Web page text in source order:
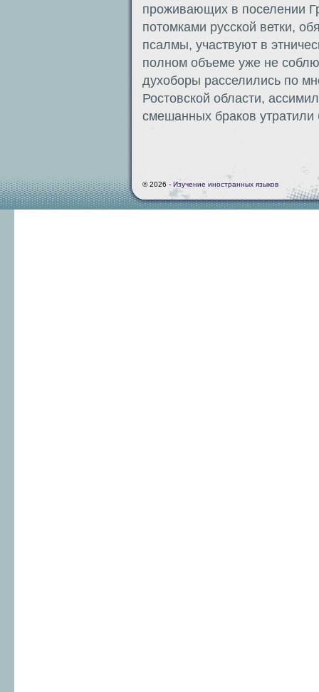
проживающих в поселении
потомками русской ветки,
псалмы, участвуют в
полном объеме уже не
духоборы расселились по
Ростовской области,
смешанных браков утратили
© 2026 - Изучение иностранных языков